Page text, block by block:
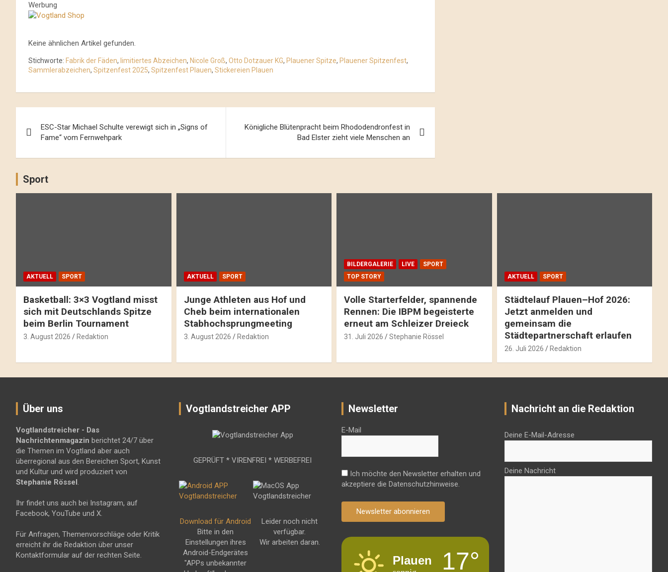
Werbung
Keine ähnlichen Artikel gefunden.
Stichworte: Fabrik der Fäden, limitiertes Abzeichen, Nicole Groß, Otto Dotzauer KG, Plauener Spitze, Plauener Spitzenfest,
Sammlerabzeichen, Spitzenfest 2025, Spitzenfest Plauen, Stickereien Plauen
Navigation
ESC-Star Michael Schulte verewigt sich in „Signs of
Fame“ vom Fernwehpark
Königliche Blütenpracht beim Rhododendronfest in
Bad Elster zieht viele Menschen an
Sport
AKTUELL SPORT
Basketball: 3×3 Vogtland misst
sich mit Deutschlands Spitze
beim Berlin Tournament
3. August 2026 Redaktion
AKTUELL SPORT
Junge Athleten aus Hof und
Cheb beim internationalen
Stabhochsprungmeeting
3. August 2026 Redaktion
BILDERGALERIE LIVE
SPORT
TOP STORY
Volle Starterfelder, spannende
Rennen: Die IBPM begeisterte
erneut am Schleizer Dreieck
31. Juli 2026 Stephanie Rössel
AKTUELL SPORT
Städtelauf Plauen–Hof 2026:
Jetzt anmelden und
gemeinsam die
Städtepartnerschaft erlaufen
26. Juli 2026 Redaktion
Über uns
Vogtlandstreicher - Das
Nachrichtenmagazin berichtet 24/7 über
die Themen im Vogtland aber auch
überregional aus den Bereichen Sport, Kunst
und Kultur und wird produziert von
Stephanie Rössel
Ihr findet uns auch bei Instagram, auf
Facebook, YouTube und X.
Für Anfragen, Themenvorschläge oder Kritik
erreicht ihr die Redaktion über unser
Kontaktformular auf der rechten Seite.
Vogtlandstreicher APP
GEPRÜFT * VIRENFREI * WERBEFREI
Download für Android
Bitte in den
Einstellungen ihres
Android-Endgerätes
"APPs unbekannter
Leider noch nicht
verfügbar.
Wir arbeiten daran.
Newsletter
E-Mail
Ich möchte den Newsletter erhalten und
akzeptiere die Datenschutzhinweise.
Newsletter abonnieren
Plauen 17°
Nachricht an die Redaktion
Deine E-Mail-Adresse
Deine Nachricht